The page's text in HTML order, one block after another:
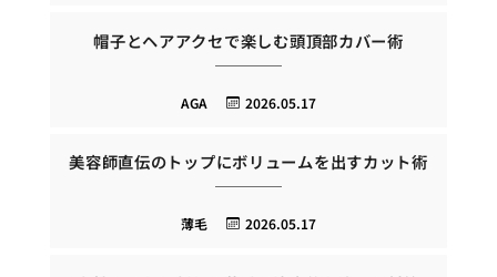
帽子とヘアアクセで楽しむ頭頂部カバー術
2026.05.17
AGA
美容師直伝のトップにボリュームを出すカット術
2026.05.17
薄毛